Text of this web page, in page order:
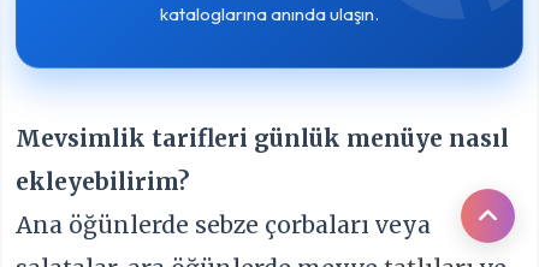
kataloglarına anında ulaşın.
Mevsimlik tarifleri günlük menüye nasıl
ekleyebilirim?
Ana öğünlerde sebze çorbaları veya